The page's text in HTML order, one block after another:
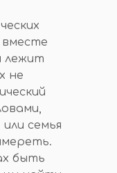
вместе
лежит
не
семья
быть